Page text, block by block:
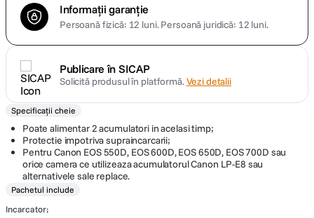
9 . dji osmo
10
Informații garanție
Persoană fizică: 12 luni.Persoană juridică: 12 luni.
Publicare în SICAP
Solicită produsul în platformă.Vezi detalii
Specificații cheie
Poate alimentar 2 acumulatori in acelasi timp;
Protectie impotriva supraincarcarii;
Pentru Canon EOS 550D, EOS 600D, EOS 650D, EOS 700D sau
orice camera ce utilizeaza acumulatorul Canon LP-E8 sau
alternativele sale replace.
Pachetul include
Incarcator;